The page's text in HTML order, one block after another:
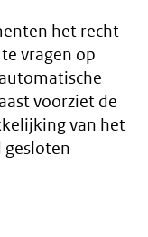
het recht
vragen op
voorziet de
van het
gesloten